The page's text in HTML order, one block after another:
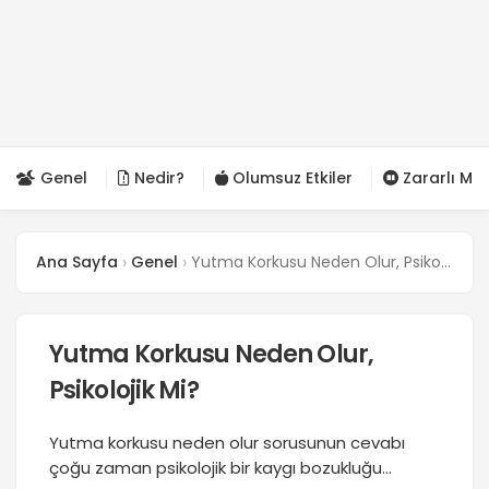
Genel Nedir? Olumsuz Etkiler Zararlı Mı?
Ana Sayfa Genel Yutma Korkusu Neden Olur, Psikolojik Mi?
Yutma Korkusu Neden Olur,
Psikolojik Mi?
Yutma korkusu neden olur sorusunun cevabı
çoğu zaman psikolojik bir kaygı bozukluğu